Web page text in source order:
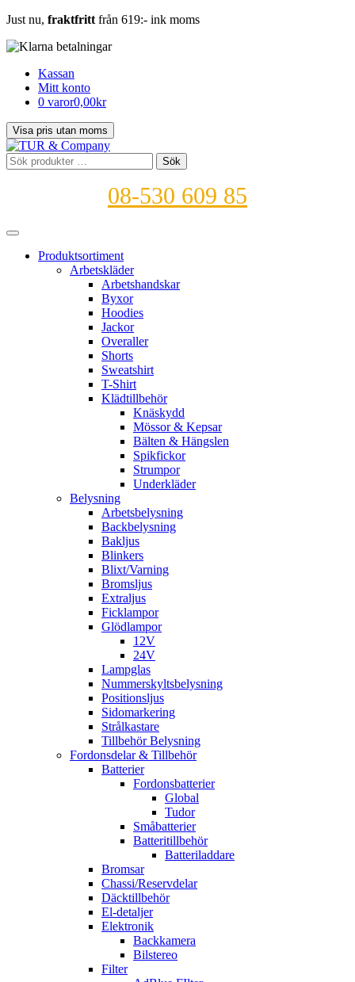
Just nu, fraktfritt från 619:- ink moms
Kassan
Mitt konto
0 varor0,00kr
Sök
efter:
Sök
08-530 609 85
Produktsortiment
Arbetskläder
Arbetshandskar
Byxor
Hoodies
Jackor
Overaller
Shorts
Sweatshirt
T-Shirt
Klädtillbehör
Knäskydd
Mössor & Kepsar
Bälten & Hängslen
Spikfickor
Strumpor
Underkläder
Belysning
Arbetsbelysning
Backbelysning
Bakljus
Blinkers
Blixt/Varning
Bromsljus
Extraljus
Ficklampor
Glödlampor
12V
24V
Lampglas
Nummerskyltsbelysning
Positionsljus
Sidomarkering
Strålkastare
Tillbehör Belysning
Fordonsdelar & Tillbehör
Batterier
Fordonsbatterier
Global
Tudor
Småbatterier
Batteritillbehör
Batteriladdare
Bromsar
Chassi/Reservdelar
Däcktillbehör
El-detaljer
Elektronik
Backkamera
Bilstereo
Filter